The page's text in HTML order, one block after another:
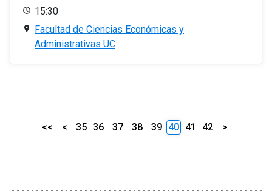
15:30
Facultad de Ciencias Económicas y
Administrativas UC
<< < 35 36 37 38 39 40 41 42 >